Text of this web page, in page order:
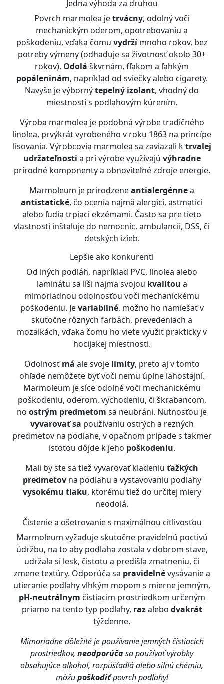
Jedna výhoda za druhou
Povrch marmolea jetrvácny, odolný voči
mechanickým oderom, opotrebovaniu a
poškodeniu, vďaka čomu vydržímnoho rokov, bez
potreby výmeny (odhaduje sa životnosť okolo 30+
rokov). Odolá škvrnám, fľakom a ľahkým
popáleninám, napríklad od sviečky alebo cigarety.
Navyše je výbornýtepelný izolant, vhodný do
miestností s podlahovým kúrením.
Výroba marmolea je podobná výrobe tradičného
linolea, prvýkrát vyrobeného v roku 1863 na princípe
lisovania. Výrobcovia marmolea sa zaviazali ktrvalej
udržateľnosti a pri výrobe využívajú výhradne
prírodné komponenty a obnoviteľné zdroje energie.
Marmoleum je prirodzeneantialergénnea
antistatické, čo ocenia najmä alergici, astmatici
alebo ľudia trpiaci ekzémami. Často sa pre tieto
vlastnosti inštaluje do nemocníc, ambulancii, DSS, či
detských izieb.
Lepšie ako konkurenti
Od iných podláh, napríklad PVC, linolea alebo
laminátu sa líši najmä svojou kvalitou a
mimoriadnou odolnosťou voči mechanickému
poškodeniu. Jevariabilné, možno ho namiešať v
skutočne rôznych farbách, prevedeniach a
mozaikách, vďaka čomu ho viete využiť prakticky v
hocijakej miestnosti.
Odolnosťmá ale svoje limity, preto aj v tomto
ohľade nemôžete byť voči nemu úplne ľahostajní.
Marmoleum je síce odolné voči mechanickému
poškodeniu, oderom, vychodeniu, či škrabancom,
no ostrým predmetom sa neubráni. Nutnosťou je
vyvarovať sa používaniu ostrých a rezných
predmetov na podlahe, v opačnom prípade s takmer
istotou dôjde k jeho poškodeniu.
Mali by ste sa tiež vyvarovať kladeniu ťažkých
predmetovna podlahu a vystavovaniu podlahy
vysokému tlaku, ktorému tiež do určitej miery
neodolá.
Čistenie a ošetrovanie s maximálnou citlivosťou
Marmoleum vyžaduje skutočne pravidelnú poctivú
údržbu, na to aby podlaha zostala v dobrom stave,
udržala si lesk, čistotu a predišla zmatneniu, či
zmene textúry. Odporúča sa pravidelnévysávanie a
utieranie podlahy vlhkým mopom s mierne jemným,
pH-neutrálnym čistiacim prostriedkom určeným
priamo na tento typ podlahy, razalebo dvakrát
týždenne.
Mimoriadne dôležité je používanie jemných čistiacich
prostriedkov, neodporúčasa používať výrobky
obsahujúce alkohol, rozpúšťadlá alebo silnú chémiu,
môžupoškodiťpovrch podlahy!